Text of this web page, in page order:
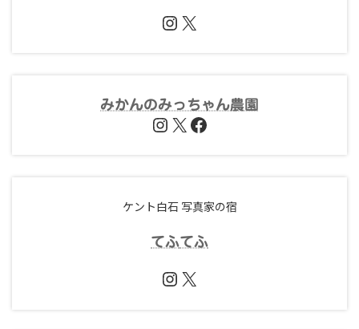
Instagram
X
みかんのみっちゃん農園
Instagram
X Facebook
ケント白石 写真家の宿
てふてふ
Instagram
X